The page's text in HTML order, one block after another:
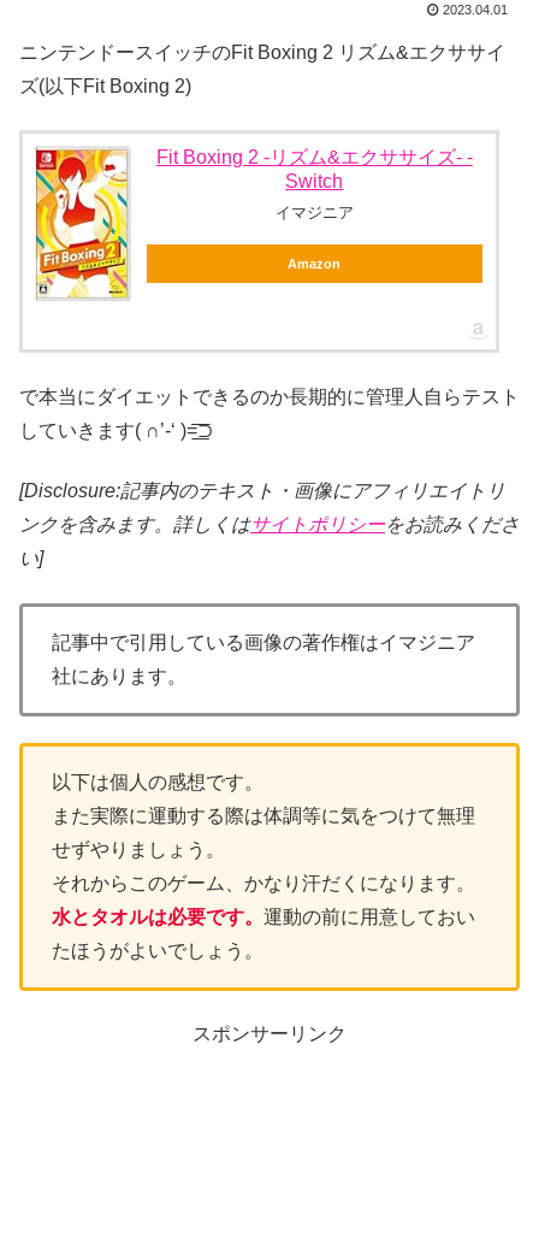
2023.04.01
ニンテンドースイッチのFit Boxing 2 リズム&エクササイ
ズ(以下Fit Boxing 2)
Fit Boxing 2 -リズム&エクササイズ- -
Switch
イマジニア
Amazon
で本当にダイエットできるのか長期的に管理人自らテスト
していきます( ∩’-‘ )=͟͟͞͞⊃
[Disclosure:記事内のテキスト・画像にアフィリエイトリ
ンクを含みます。詳しくはサイトポリシーをお読みくださ
い]
記事中で引用している画像の著作権はイマジニア
社にあります。
以下は個人の感想です。
また実際に運動する際は体調等に気をつけて無理
せずやりましょう。
それからこのゲーム、かなり汗だくになります。
水とタオルは必要です。 運動の前に用意しておい
たほうがよいでしょう。
スポンサーリンク